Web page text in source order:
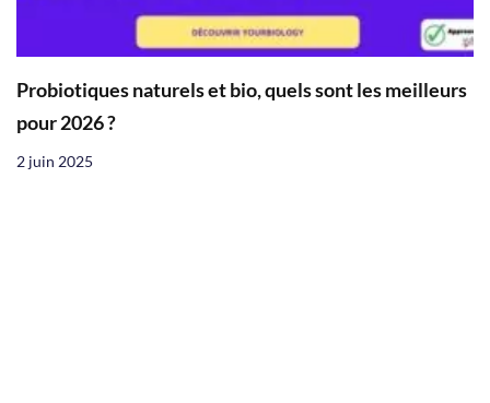
Probiotiques naturels et bio, quels sont les meilleurs
pour 2026 ?
2 juin 2025